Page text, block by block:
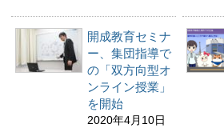
開成教育セミナ
ー、集団指導で
の「双方向型オ
ンライン授業」
を開始
2020年4月10日